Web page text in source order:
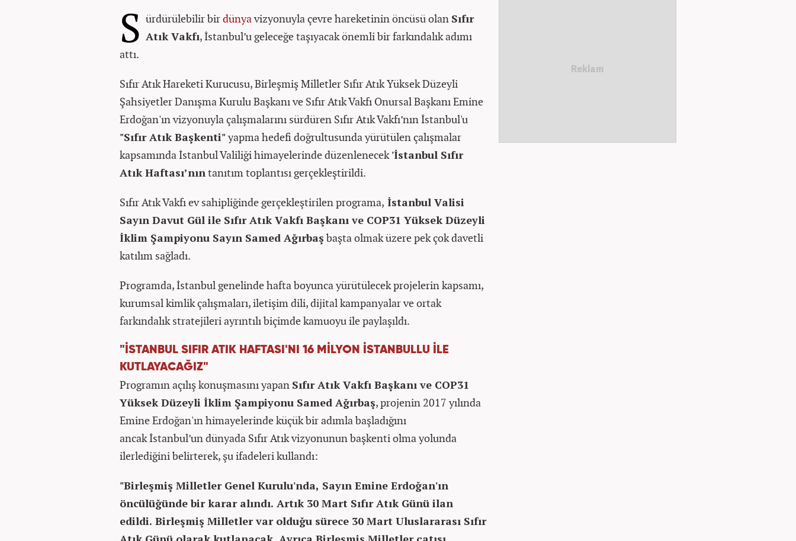
S ürdürülebilir birdünyavizyonuyla çevre hareketinin öncüsü olan Sıfır
Atık Vakfı, İstanbul’u geleceğe taşıyacak önemli bir farkındalık adımı
attı.
Sıfır Atık Hareketi Kurucusu, Birleşmiş Milletler Sıfır Atık Yüksek Düzeyli
Şahsiyetler Danışma Kurulu Başkanı ve Sıfır Atık Vakfı Onursal Başkanı Emine
Erdoğan'ın vizyonuyla çalışmalarını sürdüren Sıfır Atık Vakfı’nın İstanbul'u
"Sıfır Atık Başkenti"yapma hedefi doğrultusunda yürütülen çalışmalar
kapsamında İstanbul Valiliği himayelerinde düzenlenecek'İstanbul Sıfır
Atık Haftası’nıntanıtım toplantısı gerçekleştirildi.
Sıfır Atık Vakfı ev sahipliğinde gerçekleştirilen programa, İstanbul Valisi
Sayın Davut Gül ile Sıfır Atık Vakfı Başkanı ve COP31 Yüksek Düzeyli
İklim Şampiyonu Sayın Samed Ağırbaş başta olmak üzere pek çok davetli
katılım sağladı.
Programda, İstanbul genelinde hafta boyunca yürütülecek projelerin kapsamı,
kurumsal kimlik çalışmaları, iletişim dili, dijital kampanyalar ve ortak
farkındalık stratejileri ayrıntılı biçimde kamuoyu ile paylaşıldı.
"İSTANBUL SIFIR ATIK HAFTASI'NI 16 MİLYON İSTANBULLU İLE
KUTLAYACAĞIZ"
Programın açılış konuşmasını yapan Sıfır Atık Vakfı Başkanı ve COP31
Yüksek Düzeyli İklim Şampiyonu Samed Ağırbaş, projenin 2017 yılında
Emine Erdoğan'ın himayelerinde küçük bir adımla başladığını
ancak İstanbul’un dünyada Sıfır Atık vizyonunun başkenti olma yolunda
ilerlediğini belirterek, şu ifadeleri kullandı:
"Birleşmiş Milletler Genel Kurulu'nda, Sayın Emine Erdoğan'ın
öncülüğünde bir karar alındı. Artık 30 Mart Sıfır Atık Günü ilan
edildi. Birleşmiş Milletler var olduğu sürece 30 Mart Uluslararası Sıfır